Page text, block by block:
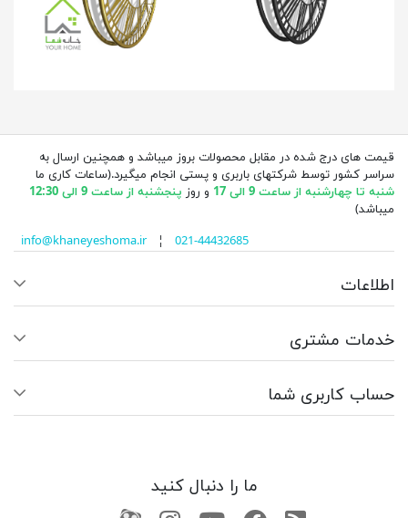
قیمت های درج شده در مقابل محصولات بروز میباشد و همچنین ارسال به
سراسر کشور توسط شرکتهای باربری و پستی انجام میگیرد.(ساعات کاری ما
شنبه تا چهارشنبه از ساعت 9 الی 17
و روز پنجشنبه از ساعت 9 الی 12:30
میباشد)
info@khaneyeshoma.ir¦ 021-44432685
اطلاعات
خدمات مشتری
حساب کاربری شما
ما را دنبال کنید